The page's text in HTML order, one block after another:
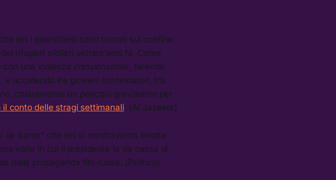
ieri i palestinesi sono tornati sul confine
rifugiati sfollati settant’anni fa. Come
una violenza irresponsabile, ferendo
e uccidendo tre giovani contestatori, tra
chiaramente un pericolo gravissimo per
conto delle stragi settimanali. (Al Jazeera)
Soros” che ieri vi mostravamo linkate
volta in cui il presidente fa da cassa di
dalla propaganda filo-russa. (Politico)